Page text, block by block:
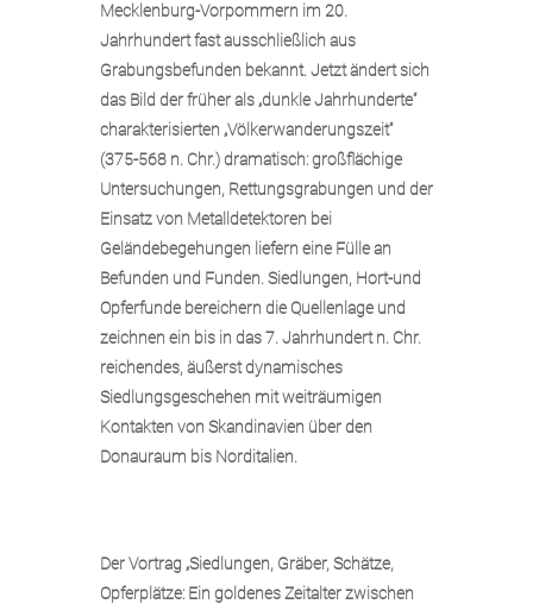
Mecklenburg-Vorpommern im 20.
Jahrhundert fast ausschließlich aus
Grabungsbefunden bekannt. Jetzt ändert sich
das Bild der früher als „dunkle Jahrhunderte“
charakterisierten „Völkerwanderungszeit“
(375-568 n. Chr.) dramatisch: großflächige
Untersuchungen, Rettungsgrabungen und der
Einsatz von Metalldetektoren bei
Geländebegehungen liefern eine Fülle an
Befunden und Funden. Siedlungen, Hort-und
Opferfunde bereichern die Quellenlage und
zeichnen ein bis in das 7. Jahrhundert n. Chr.
reichendes, äußerst dynamisches
Siedlungsgeschehen mit weiträumigen
Kontakten von Skandinavien über den
Donauraum bis Norditalien.
Der Vortrag „Siedlungen, Gräber, Schätze,
Opferplätze: Ein goldenes Zeitalter zwischen